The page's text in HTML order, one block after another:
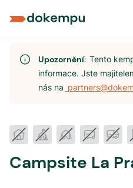
Upozornění:Tento
informace. Jste
nás na
Campsite La